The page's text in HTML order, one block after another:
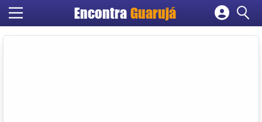
Encontra Guarujá
Cadastrar empresa